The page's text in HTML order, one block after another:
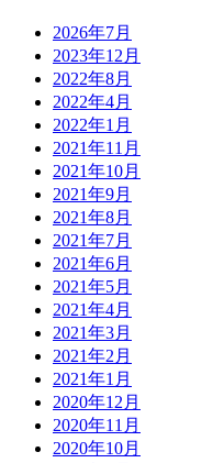
2026年7月
2023年12月
2022年8月
2022年4月
2022年1月
2021年11月
2021年10月
2021年9月
2021年8月
2021年7月
2021年6月
2021年5月
2021年4月
2021年3月
2021年2月
2021年1月
2020年12月
2020年11月
2020年10月